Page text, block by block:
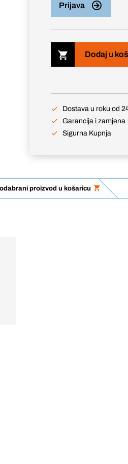
Prijava
Dodaj u
Dostava u roku od
Garancija i zamjena
Sigurna Kupnja
proizvod u košaricu